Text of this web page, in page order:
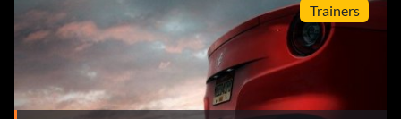
Trainers